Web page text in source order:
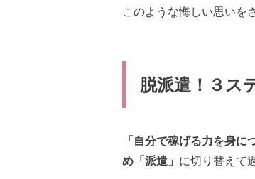
このような悔しい思いを
脱派遣！３ス
「自分で稼げる力を身に
め「派遣」 に切り替えて